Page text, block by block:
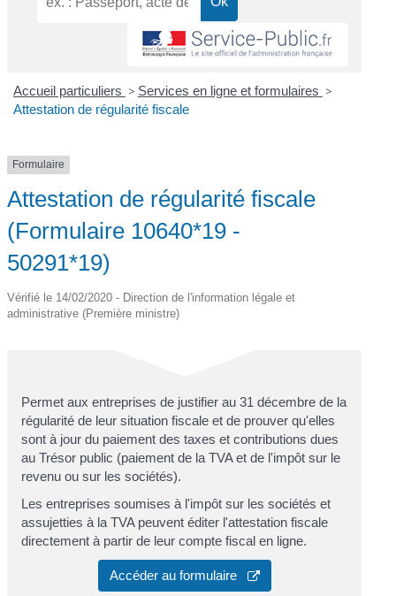
Accueil particuliers > Services en ligne et formulaires >
Attestation de régularité fiscale
Formulaire
Attestation de régularité fiscale
(Formulaire 10640*19 -
50291*19)
Vérifié le 14/02/2020 - Direction de l'information légale et
administrative (Première ministre)
Permet aux entreprises de justifier au 31 décembre de la
régularité de leur situation fiscale et de prouver qu'elles
sont à jour du paiement des taxes et contributions dues
au Trésor public (paiement de la TVA et de l'impôt sur le
revenu ou sur les sociétés).
Les entreprises soumises à l'impôt sur les sociétés et
assujetties à la TVA peuvent éditer l'attestation fiscale
directement à partir de leur compte fiscal en ligne.
Accéder au formulaire